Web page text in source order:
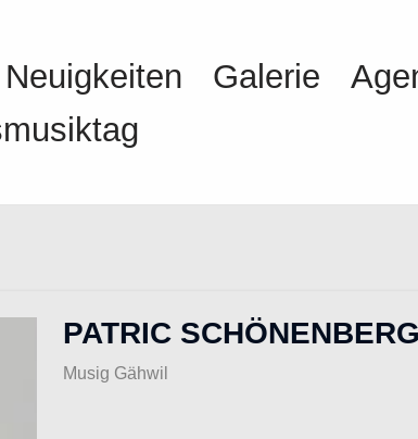
Neuigkeiten Galerie
PATRIC
Musig Gähwil